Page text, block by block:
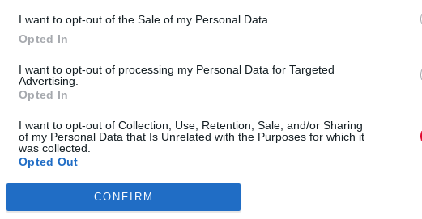
I want to opt-out of the Sale of my Personal Data.
Opted In
I want to opt-out of processing my Personal Data for Targeted
Advertising.
Opted In
I want to opt-out of Collection, Use, Retention, Sale, and/or Sharing
of my Personal Data that Is Unrelated with the Purposes for which it
was collected.
Opted Out
CONFIRM